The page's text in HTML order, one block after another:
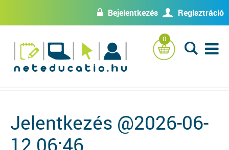
w Bejelentkezés U Regisztráció
0
L
Jelentkezés @2026-06-
12 06:46